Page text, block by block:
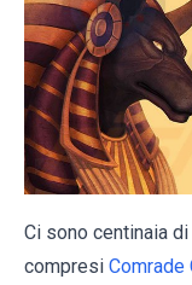
Ci sono centinaia
compresi Comrade